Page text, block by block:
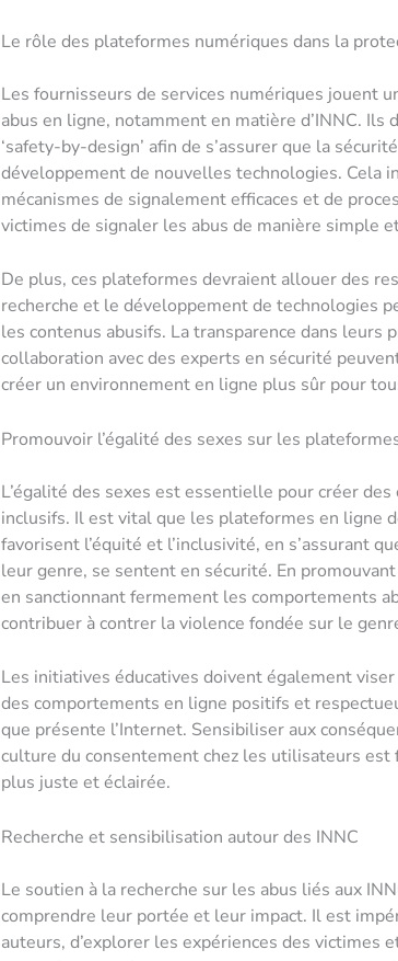
Le rôle des plateformes numériques dans la
Les fournisseurs de services numériques jouent
abus en ligne, notamment en matière d’INNC. Ils
‘safety-by-design’ afin de s’assurer que la
développement de nouvelles technologies. Cela
mécanismes de signalement efficaces et de
victimes de signaler les abus de manière simple
De plus, ces plateformes devraient allouer des
recherche et le développement de technologies
les contenus abusifs. La transparence dans leurs
collaboration avec des experts en sécurité
créer un environnement en ligne plus sûr pour
Promouvoir l’égalité des sexes sur les
L’égalité des sexes est essentielle pour créer
inclusifs. Il est vital que les plateformes en ligne
favorisent l’équité et l’inclusivité, en s’assurant
leur genre, se sentent en sécurité. En
en sanctionnant fermement les comportements
contribuer à contrer la violence fondée sur le
Les initiatives éducatives doivent également
des comportements en ligne positifs et
que présente l’Internet. Sensibiliser aux
culture du consentement chez les utilisateurs
plus juste et éclairée.
Recherche et sensibilisation autour des INNC
Le soutien à la recherche sur les abus liés aux
comprendre leur portée et leur impact. Il est
auteurs, d’explorer les expériences des victimes